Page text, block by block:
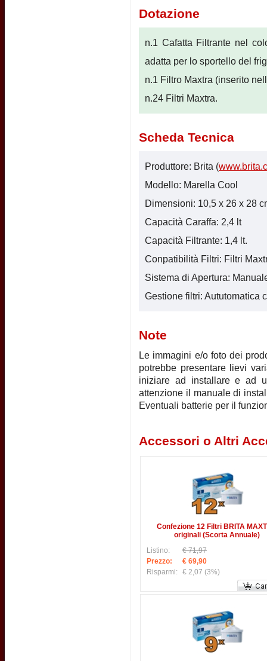
Dotazione
n.1 Cafatta Filtrante nel
adatta per lo sportello del
n.1 Filtro Maxtra (inserito
n.24 Filtri Maxtra.
Scheda Tecnica
Produttore: Brita (
Modello: Marella Cool
Dimensioni: 10,5 x 26 x 28
Capacità Caraffa: 2,4 lt
Capacità Filtrante: 1,4 lt.
Conpatibilità Filtri: Filtri
Sistema di Apertura:
Gestione filtri: Aututomatica
Note
Le immagini e/o foto dei
potrebbe presentare lievi
iniziare ad installare e ad
attenzione il manuale di
Eventuali batterie per il
Accessori o Altri
Confezione 12 Filtri BRITA
originali (Scorta Annuale)
Listino:
€ 71,97
Prezzo:
€ 69,90
Risparmi: € 2,07 (3%)